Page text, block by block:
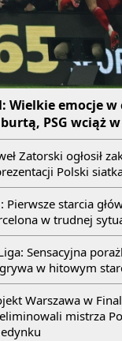
Wielkie emocje
PSG wciąż
Zatorski ogłosił
Polski
Pierwsze starcia
w trudnej
Sensacyjna
w hitowym
Warszawa w
mistrza